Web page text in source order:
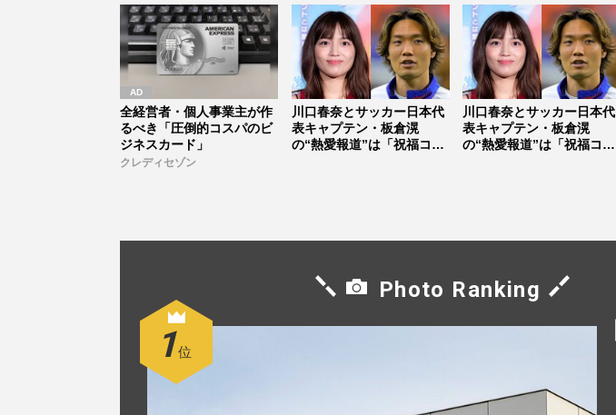
全経営者・個人事業主が作
るべき「圧倒的コスパのビ
ジネスカード」
クレディセゾン
川口春奈とサッカー日本代
表キャプテン・板倉滉
の“熱愛報道”は「祝福コメ
川口春奈とサッカー日本代
表キャプテン・板倉滉
の“熱愛報道”は「祝福コメ
Photo Ranking